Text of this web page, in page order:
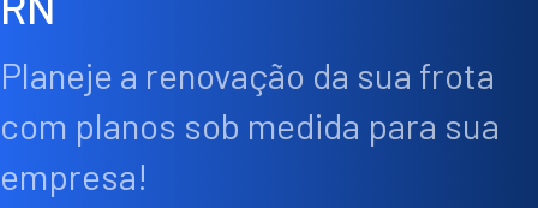
Planeje a renovação da sua frota
com planos sob medida para sua
empresa!